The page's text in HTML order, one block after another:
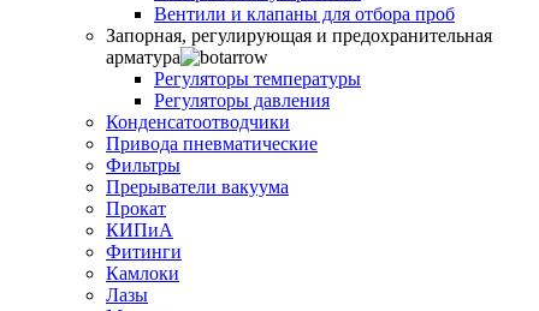
Вентили и клапаны для отбора проб
Запорная, регулирующая и предохранительная
арматура
Регуляторы температуры
Регуляторы давления
Конденсатоотводчики
Привода пневматические
Фильтры
Прерыватели вакуума
Прокат
КИПиА
Фитинги
Камлоки
Лазы